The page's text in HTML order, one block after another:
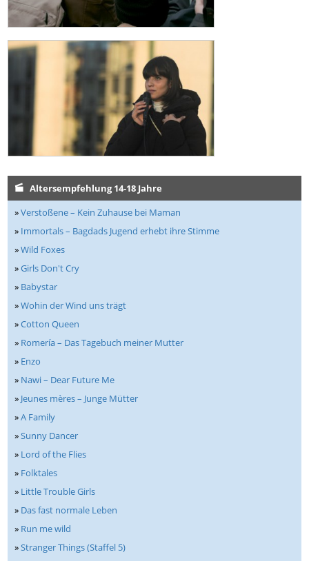
Altersempfehlung 14-18 Jahre
»Verstoßene – Kein Zuhause bei Maman
» Immortals – Bagdads Jugend erhebt ihre Stimme
»Wild Foxes
»Girls Don't Cry
» Babystar
»Wohin der Wind uns trägt
»Cotton Queen
» Romería – Das Tagebuch meiner Mutter
» Enzo
» Nawi – Dear Future Me
» Jeunes mères – Junge Mütter
»A Family
»Sunny Dancer
» Lord of the Flies
» Folktales
» Little Trouble Girls
» Das fast normale Leben
» Run me wild
»Stranger Things (Staffel 5)